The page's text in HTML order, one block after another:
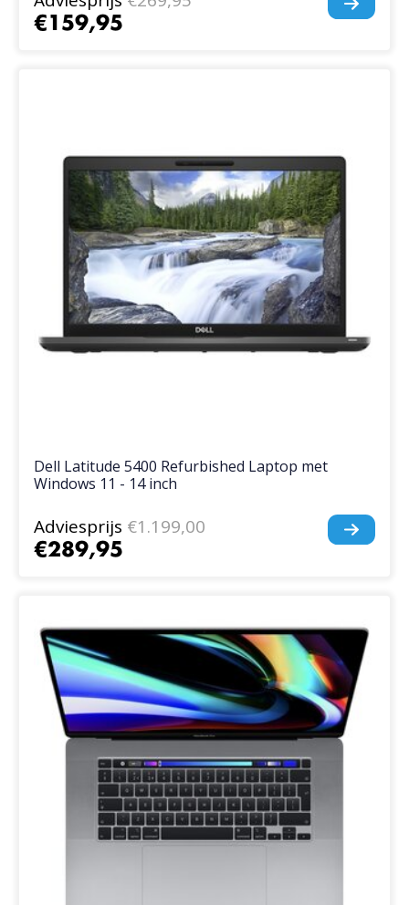
€159,95
Dell Latitude 5400 Refurbished Laptop met
Windows 11 - 14 inch
Adviesprijs €1.199,00
€289,95